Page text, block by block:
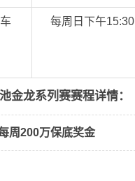
每周日下午15:30
金龙系列赛赛程详情：
周200万保底奖金